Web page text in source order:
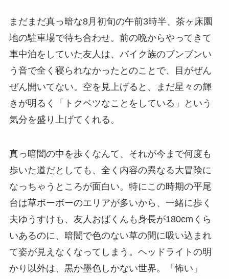
まだまだ真っ暗な8月初旬の午前3時半、茶ヶ床園
地の駐車場で待ち合わせ。前の晩からやってきて
車中泊をしていた友人は、バイク族のブンブンい
う音で全く寝られなかったとのことで、目がぜん
ぜん開いてない。空を見上げると、まだ星々の輝
きが明るく「トクベツなことをしている」という
気分を盛り上げてくれる。
真っ暗闇の中を歩くなんて、それが今まで何度も
歩いた道だとしても、全く内容の異なる大冒険に
なっちゃうところが面白い。特にこの時期の平尾
台は草ボーボーのエリアが多いから、一緒に歩く
夫ゆうすけも、友人おばくんも身長が180cmくら
いあるのに、暗闇で色のない草の間に吸い込まれ
て姿が見えなくなってしまう。ヘッドライトの明
かり以外は、黒か墨色しかない世界。「怖い」